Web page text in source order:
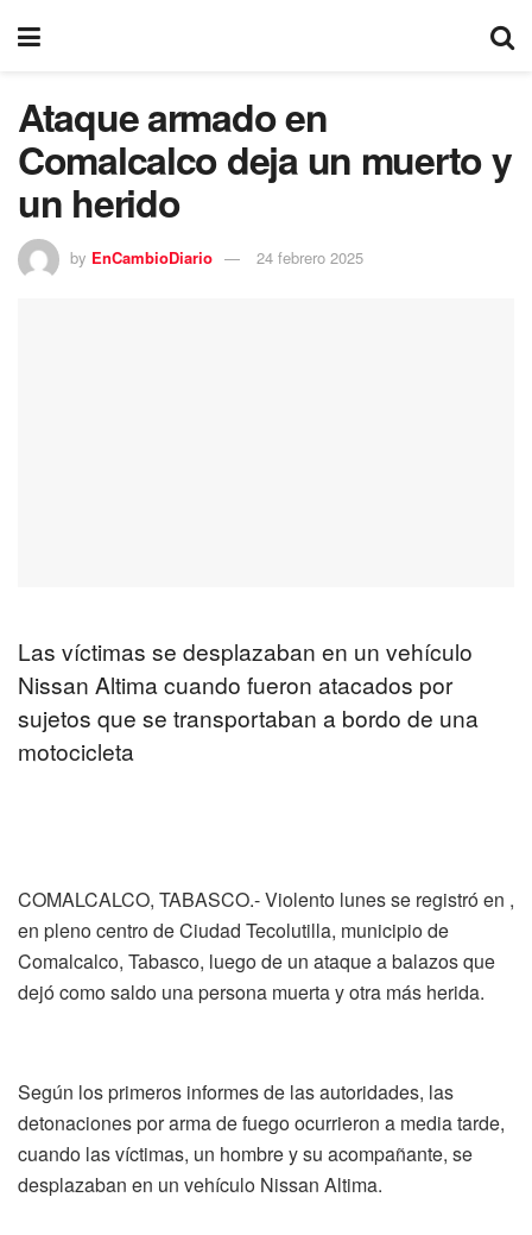
Ataque armado en
Comalcalco deja un muerto y
un herido
by EnCambioDiario 24 febrero 2025
Las víctimas se desplazaban en un vehículo
Nissan Altima cuando fueron atacados por
sujetos que se transportaban a bordo de una
motocicleta
COMALCALCO, TABASCO.- Violento lunes se registró en ,
en pleno centro de Ciudad Tecolutilla, municipio de
Comalcalco, Tabasco, luego de un ataque a balazos que
dejó como saldo una persona muerta y otra más herida.
Según los primeros informes de las autoridades, las
detonaciones por arma de fuego ocurrieron a media tarde,
cuando las víctimas, un hombre y su acompañante, se
desplazaban en un vehículo Nissan Altima.